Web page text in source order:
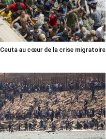
Ceuta au cœur de la crise migratoire